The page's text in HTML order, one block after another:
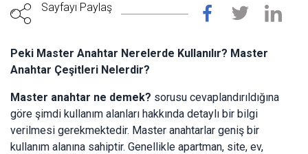
Sayfayı Paylaş
Peki Master Anahtar Nerelerde Kullanılır? Master
Anahtar Çeşitleri Nelerdir?
Master anahtar ne demek? sorusu cevaplandırıldığına
göre şimdi kullanım alanları hakkında detaylı bir bilgi
verilmesi gerekmektedir. Master anahtarlar geniş bir
kullanım alanına sahiptir. Genellikle apartman, site, ev,